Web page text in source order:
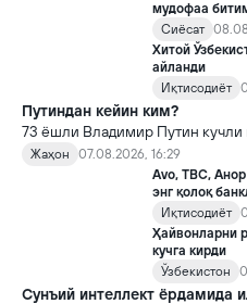
мудофаа
Сиёсат
Хитой
айланди
Иқтисодиёт
Путиндан кейин ким?
73 ёшли Владимир Путин
яратди, аммо ундан кейин ким
топшириш механизми ҳали
Кремлда ворислик жангига
Жаҳон
07.08.2026, 16:29
Avo, TBC,
энг қолоқ
Иқтисодиёт
Ҳайвонларни
кучга кирди
Ўзбекистон
Сунъий интеллект ёрдамида